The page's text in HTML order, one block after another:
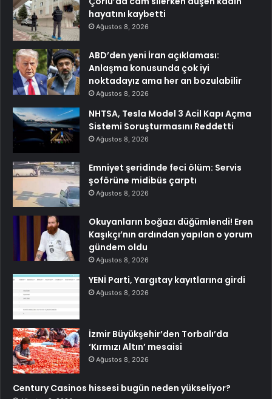
hayatını kaybetti
Ağustos 8, 2026
ABD’den yeni İran açıklaması:
Anlaşma konusunda çok iyi
noktadayız ama her an bozulabilir
Ağustos 8, 2026
NHTSA, Tesla Model 3 Acil Kapı Açma
Sistemi Soruşturmasını Reddetti
Ağustos 8, 2026
Emniyet şeridinde feci ölüm: Servis
şoförüne midibüs çarptı
Ağustos 8, 2026
Okuyanların boğazı düğümlendi! Eren
Kaşıkçı’nın ardından yapılan o yorum
gündem oldu
Ağustos 8, 2026
YENİ Parti, Yargıtay kayıtlarına girdi
Ağustos 8, 2026
İzmir Büyükşehir’den Torbalı’da
‘Kırmızı Altın’ mesaisi
Ağustos 8, 2026
Century Casinos hissesi bugün neden yükseliyor?